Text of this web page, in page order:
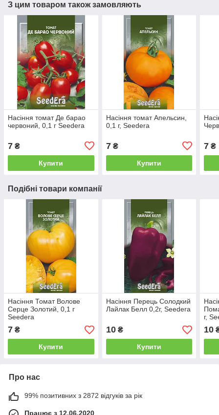
З цим товаром також замовляють
Насіння томат Де барао
червоний, 0,1 г Seedera
7 ₴
Купити
Насіння томат Апельсин,
0,1 г, Seedera
7₴
Купити
7 ₴
Подібні товари компанії
Насіння Томат Волове
Серце Золотий, 0,1 г
Seedera
7 ₴
Купити
Насіння Перець Солодкий
Лайлак Белл 0,2г, Seedera
10₴
Купити
г,
10
Про нас
99% позитивних з 2872 відгуків за рік
Працює з 12.06.2020